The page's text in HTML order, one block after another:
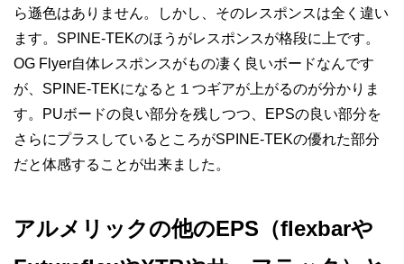
ら遜色はありません。しかし、そのレスポンスは全く違い
ます。SPINE-TEKのほうがレスポンスが格段に上です。
OG Flyer自体レスポンスがもの凄く良いボードなんです
が、SPINE-TEKになると１つギアが上がるのが分かりま
す。PUボードの良い部分を残しつつ、EPSの良い部分を
さらにプラスしているところがSPINE-TEKの優れた部分
だと体感することが出来ました。
アルメリックの他のEPS（flexbarや